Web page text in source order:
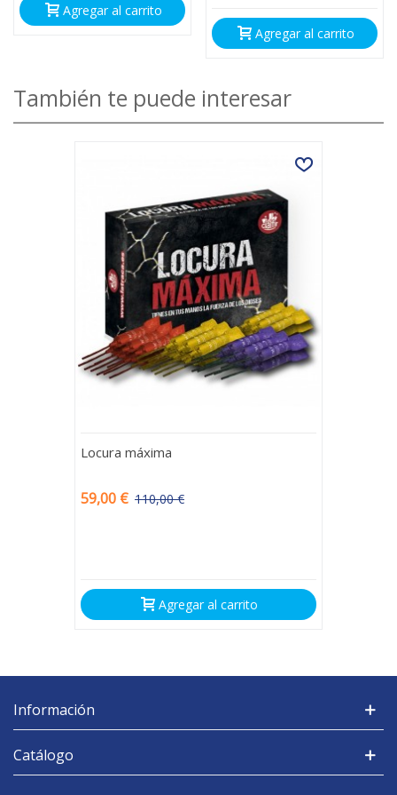
Agregar al carrito
Agregar al carrito
También te puede interesar
Locura máxima
59,00 € 110,00 €
Agregar al carrito
Información
Catálogo